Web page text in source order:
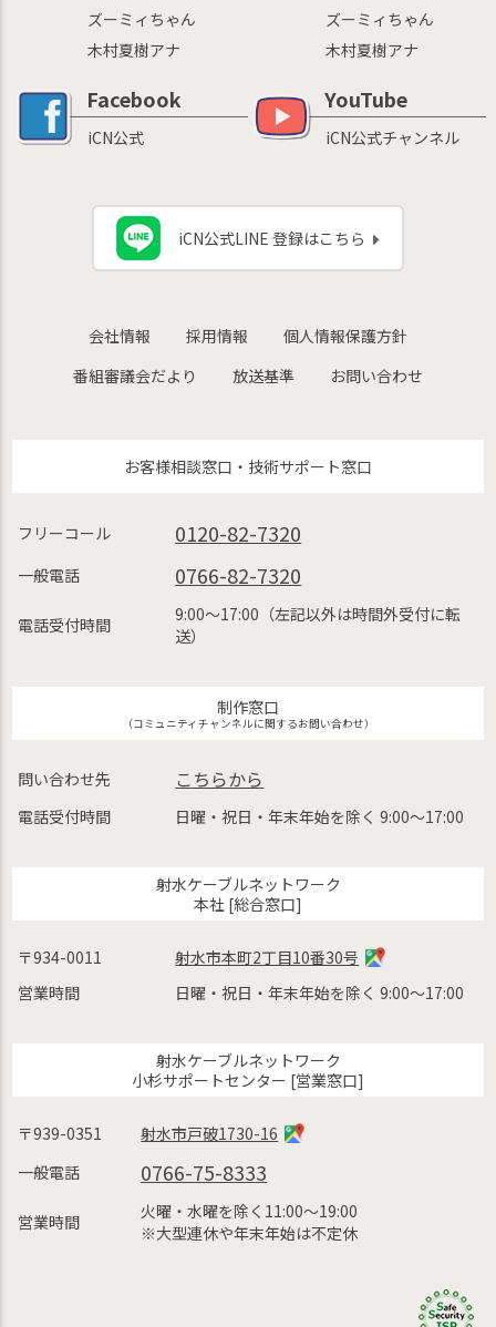
ズーミィちゃん
木村夏樹アナ
ズーミィちゃん
木村夏樹アナ
Facebook
iCN公式
YouTube
iCN公式チャンネル
iCN公式LINE 登録はこちら
会社情報 採用情報
個人情報保護方針
番組審議会だより
放送基準 お問い合わせ
お客様相談窓口・技術サポート窓口
フリーコール 0120-82-7320
一般電話 0766-82-7320
電話受付時間
9:00〜17:00（左記以外は時間外受付に転
送）
制作窓口
（コミュニティチャンネルに関するお問い合わせ）
問い合わせ先 こちらから
電話受付時間 日曜・祝日・年末年始を除く 9:00〜17:00
射水ケーブルネットワーク
本社 [総合窓口]
〒934-0011
射水市本町2丁目10番30号
営業時間
日曜・祝日・年末年始を除く 9:00〜17:00
射水ケーブルネットワーク
小杉サポートセンター [営業窓口]
〒939-0351
射水市戸破1730-16
一般電話
0766-75-8333
営業時間
火曜・水曜を除く11:00〜19:00
※大型連休や年末年始は不定休